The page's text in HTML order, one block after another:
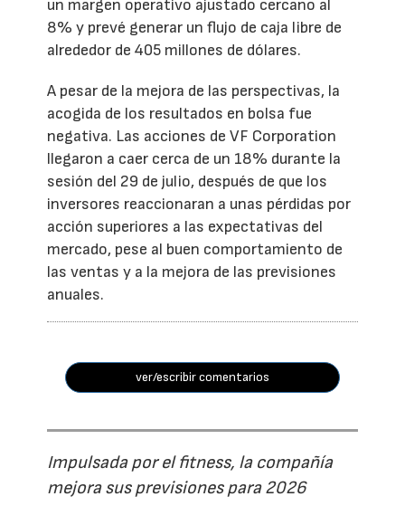
un margen operativo ajustado cercano al
8% y prevé generar un flujo de caja libre de
alrededor de 405 millones de dólares.
A pesar de la mejora de las perspectivas, la
acogida de los resultados en bolsa fue
negativa. Las acciones de VF Corporation
llegaron a caer cerca de un 18% durante la
sesión del 29 de julio, después de que los
inversores reaccionaran a unas pérdidas por
acción superiores a las expectativas del
mercado, pese al buen comportamiento de
las ventas y a la mejora de las previsiones
anuales.
ver/escribir comentarios
Impulsada por el fitness, la compañía
mejora sus previsiones para 2026